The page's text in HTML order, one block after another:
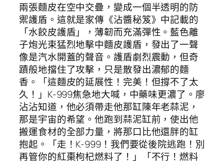
兩張麵皮在空中交疊，變成一個半透明的防
禦護盾。這就是家傳《沾醬秘笈》中記載的
「水餃皮護盾」，薄韌而充滿彈性。藍色離
子炮光束猛烈地擊中麵皮護盾，發出了一聲
像是汽水開蓋的聲音。護盾劇烈震動，但奇
蹟般地擋住了攻擊，只是散發出濃郁的麵
香。「這麵皮的延展性！完美！但撐不了太
久！」K-999焦急地大喊，中藥味更濃了。廖
沾沾知道，他必須帶走他那缸陳年老蒜泥，
那是宇宙的希望。他跑到蒜泥缸前，使出他
搬運食材的全部力量，將那口比他還胖的缸
抱起。「走！K-999！我們要從後院逃跑！別
再管你的紅棗枸杞燃料了！」「不行！燃料